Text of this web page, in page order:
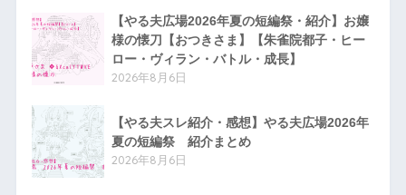
【やる夫広場2026年夏の短編祭・紹介】お嬢
様の懐刀【おつきさま】【朱雀院都子・ヒー
ロー・ヴィラン・バトル・成長】
2026年8月6日
【やる夫スレ紹介・感想】やる夫広場2026年
夏の短編祭 紹介まとめ
2026年8月6日